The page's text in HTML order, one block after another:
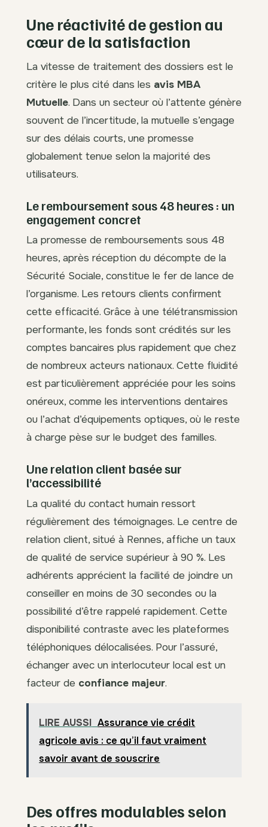
Une réactivité de gestion au
cœur de la satisfaction
La vitesse de traitement des dossiers est le
critère le plus cité dans les avis MBA
Mutuelle. Dans un secteur où l’attente génère
souvent de l’incertitude, la mutuelle s’engage
sur des délais courts, une promesse
globalement tenue selon la majorité des
utilisateurs.
Le remboursement sous 48 heures : un
engagement concret
La promesse de remboursements sous 48
heures, après réception du décompte de la
Sécurité Sociale, constitue le fer de lance de
l’organisme. Les retours clients confirment
cette efficacité. Grâce à une télétransmission
performante, les fonds sont crédités sur les
comptes bancaires plus rapidement que chez
de nombreux acteurs nationaux. Cette fluidité
est particulièrement appréciée pour les soins
onéreux, comme les interventions dentaires
ou l’achat d’équipements optiques, où le reste
à charge pèse sur le budget des familles.
Une relation client basée sur
l’accessibilité
La qualité du contact humain ressort
régulièrement des témoignages. Le centre de
relation client, situé à Rennes, affiche un taux
de qualité de service supérieur à 90 %. Les
adhérents apprécient la facilité de joindre un
conseiller en moins de 30 secondes ou la
possibilité d’être rappelé rapidement. Cette
disponibilité contraste avec les plateformes
téléphoniques délocalisées. Pour l’assuré,
échanger avec un interlocuteur local est un
facteur de confiance majeur.
LIRE AUSSI Assurance vie crédit
agricole avis : ce qu’il faut vraiment
savoir avant de souscrire
Des offres modulables selon